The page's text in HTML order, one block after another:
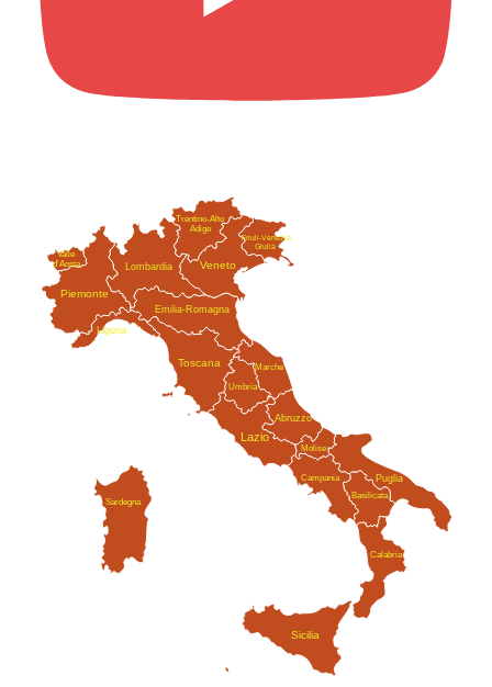
Abruzzo
Valle
d'Aosta
Puglia
Basilicata
Calabria
Campania
Emilia-Romagna
Friuli-Venezia
Giulia
Lazio
Liguria
Lombardia
Marche
Molise
Piemonte
Sardegna
Sicilia
Trentino-Alto
Adige
Toscana
Umbria
Veneto